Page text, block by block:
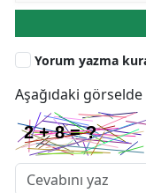
Yorum yazma
Aşağıdaki